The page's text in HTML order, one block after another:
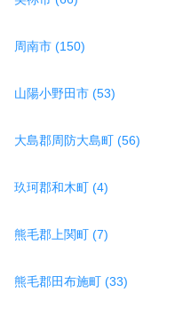
周南市 (150)
山陽小野田市 (53)
大島郡周防大島町 (56)
玖珂郡和木町 (4)
熊毛郡上関町 (7)
熊毛郡田布施町 (33)